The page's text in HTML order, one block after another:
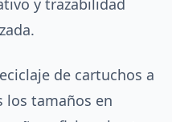
y trazabilidad
de cartuchos a
los tamaños en